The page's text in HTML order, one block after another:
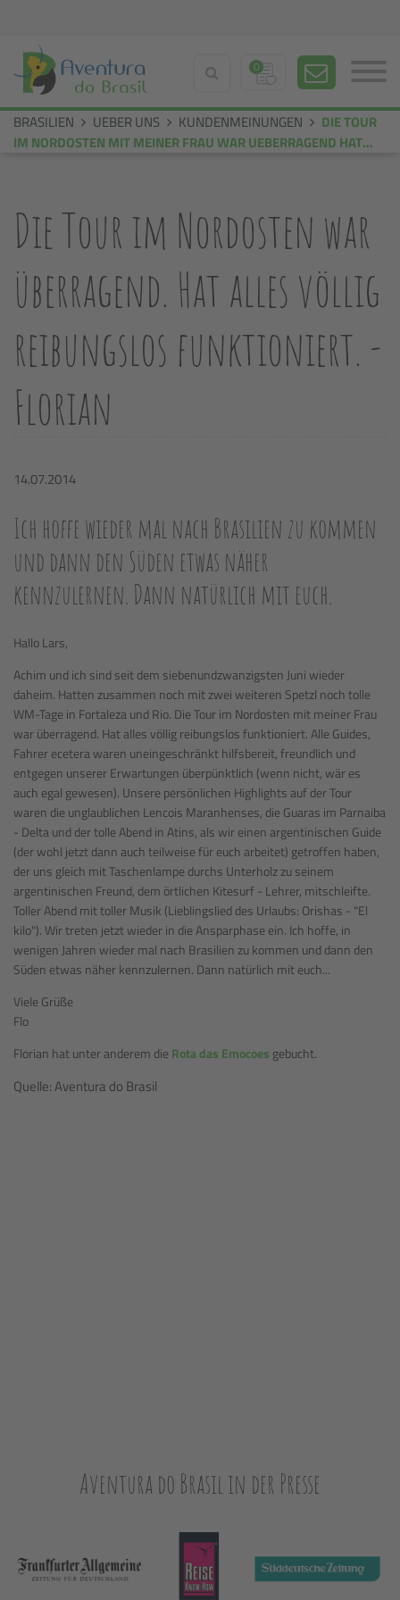
0
BRASILIEN UEBER UNS KUNDENMEINUNGEN
DIE TOUR
IM NORDOSTEN MIT MEINER FRAU WAR UEBERRAGEND HAT
Die Tour im Nordosten war
überragend. Hat alles völlig
reibungslos funktioniert. -
Florian
14.07.2014
Ich hoffe wieder mal nach Brasilien zu kommen
und dann den Süden etwas näher
kennzulernen. Dann natürlich mit euch.
Hallo Lars,
Achim und ich sind seit dem siebenundzwanzigsten Juni wieder
daheim. Hatten zusammen noch mit zwei weiteren Spetzl noch tolle
WM-Tage in Fortaleza und Rio. Die Tour im Nordosten mit meiner Frau
war überragend. Hat alles völlig reibungslos funktioniert. Alle Guides,
Fahrer ecetera waren uneingeschränkt hilfsbereit, freundlich und
entgegen unserer Erwartungen überpünktlich (wenn nicht, wär es
auch egal gewesen). Unsere persönlichen Highlights auf der Tour
waren die unglaublichen Lencois Maranhenses, die Guaras im Parnaiba
- Delta und der tolle Abend in Atins, als wir einen argentinischen Guide
(der wohl jetzt dann auch teilweise für euch arbeitet) getroffen haben,
der uns gleich mit Taschenlampe durchs Unterholz zu seinem
argentinischen Freund, dem örtlichen Kitesurf - Lehrer, mitschleifte.
Toller Abend mit toller Musik (Lieblingslied des Urlaubs: Orishas - "El
kilo"). Wir treten jetzt wieder in die Ansparphase ein. Ich hoffe, in
wenigen Jahren wieder mal nach Brasilien zu kommen und dann den
Süden etwas näher kennzulernen. Dann natürlich mit euch...
Viele Grüße
Flo
Florian hat unter anderem die Rota das Emocoes gebucht.
Quelle: Aventura do Brasil
Aventura do Brasil in der Presse